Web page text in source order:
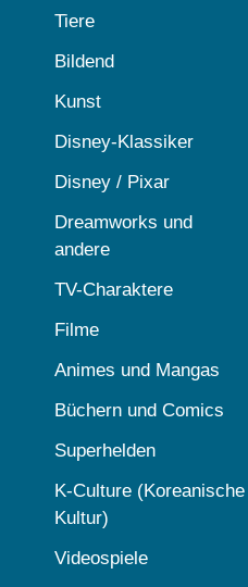
Tiere
Bildend
Kunst
Disney-Klassiker
Disney / Pixar
Dreamworks und
andere
TV-Charaktere
Filme
Animes und Mangas
Büchern und Comics
Superhelden
K-Culture (Koreanische
Kultur)
Videospiele